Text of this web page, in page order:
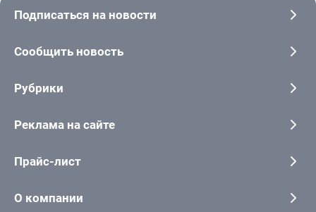
Подписаться на новости
Сообщить новость
Рубрики
Реклама на сайте
Прайс-лист
О компании